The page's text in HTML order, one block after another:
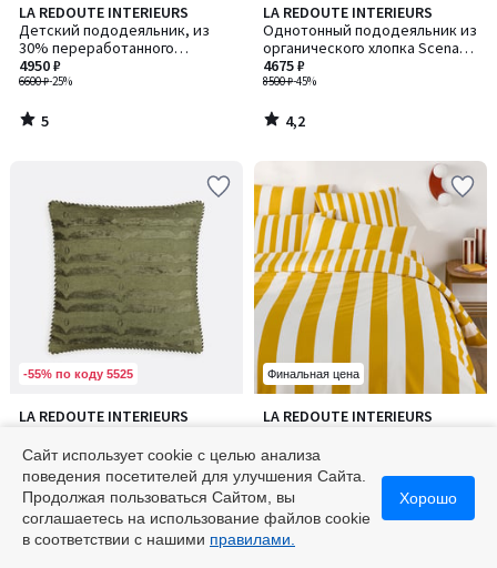
LA REDOUTE INTERIEURS
Детский пододеяльник, из
30% переработанного
стираного хлопка, принт
«ракеты», EGOR / ЭГОР
6600 ₽-25%
4950 ₽
5
/
5
5
/
LA REDOUTE INTERIEURS
Однотонный пододеяльник из
органического хлопка Scenario
/ Сценарио
8500 ₽-45%
4675 ₽
4,2
/ 5
4,2
/
-55% по коду 5525
LA REDOUTE INTERIEURS
жаккарда, Kira / Кира
2400 ₽
Финальная цена
LA REDOUTE INTERIEURS
HENDAYE JAUNE / ХЕНДАЙ ЖОН
4800 ₽-25%
от3600 ₽
3,8
3,8
5
Сайт использует cookie с целью анализа
поведения посетителей для улучшения Сайта.
Продолжая пользоваться Сайтом, вы
соглашаетесь на использование файлов cookie
в соответствии с нашими правилами.
Хорошо